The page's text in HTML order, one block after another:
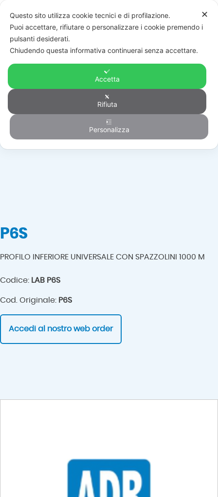
Generico
P6S
PROFILO INFERIORE UNIVERSALE CON SPAZZOLINI 1000 M
Codice: LAB P6S
Cod. Originale: P6S
Accedi al nostro web order
✕
Questo sito utilizza cookie tecnici e di profilazione.
Puoi accettare, rifiutare o personalizzare i cookie premendo i
pulsanti desiderati.
Chiudendo questa informativa continuerai senza accettare.
Accetta
Rifiuta
Personalizza